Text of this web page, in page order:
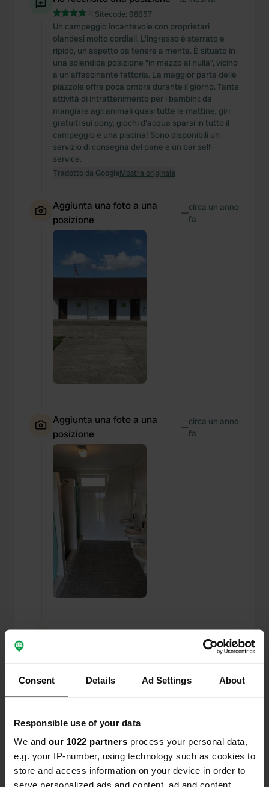
Consent Details Ad Settings About
Responsible use of your data
We and our 1022 partners process your personal data,
e.g. your IP-number, using technology such as cookies to
store and access information on your device in order to
serve personalized ads and content, ad and content
Sitecode: 98657
Un campeggio incantevole con proprietari
olandesi molto cordiali. L'ingresso è sterrato e
ripido, un aspetto da tenere a mente. È situato in
una splendida posizione "in mezzo al nulla", vicino
a un'affascinante fattoria. La maggior parte delle
piazzole offre poca ombra durante il giorno. Tante
attività di intrattenimento per i bambini: da
mangiare agli animali quasi tutte le mattine, giri
gratuiti sui pony, giochi d'acqua sparsi in tutto il
campeggio e una piscina! Sono disponibili un
servizio di consegna del pane e un bar self-
service.
Tradotto da GoogleMostra originale
Aggiunta una foto a una
posizione
—circa un anno
fa
Aggiunta una foto a una
posizione
—circa un anno
fa
Aggiunta una foto a una